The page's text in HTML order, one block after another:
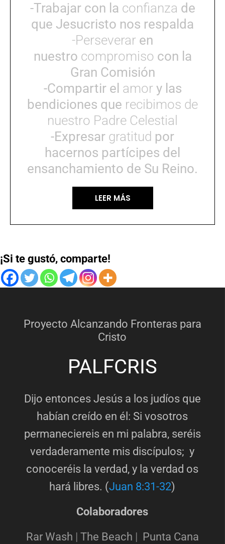
-Trabajar con la confianza de
que Jesucristo nos respalda
-Perseverar en
nuestro compromiso con la
Gran Comisión
-Compartir el amor y las
bendiciones que recibimos de
nuestro Padre Celestial
-Expresar gratitud por
hacernos partícipes del
ensanchamiento de Su Reino.
LEER MÁS
¡Si te gustó, comparte!
Proyecto Alcanzando Fronteras para
Cristo
PALFCRIS
Dijo entonces Jesús a los judíos que
habían creído en él: Si vosotros
permaneciereis en mi palabra, seréis
verdaderamente mis discípulos; y
conoceréis la verdad, y la verdad os
hará libres. (Juan 8:31-32)
Colaboradores
Rar Wash | The Beach | Punta Cana